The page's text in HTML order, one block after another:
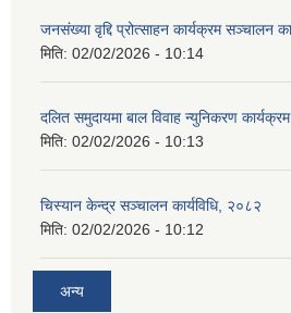
जनसंख्या वृद्दि प्रोत्साहन कार्यक्रम सञ्‍चालन
मिति: 02/02/2026 - 10:14
दलित समुदायमा बाल विवाह न्युनिकरण
मिति: 02/02/2026 - 10:13
चिस्यान केन्द्र सञ्‍चालन कार्यविधि, २०८२
मिति: 02/02/2026 - 10:12
अन्य